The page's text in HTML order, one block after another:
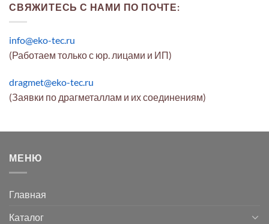
СВЯЖИТЕСЬ С НАМИ ПО ПОЧТЕ:
info@eko-tec.ru
(Работаем только с юр. лицами и ИП)
dragmet@eko-tec.ru
(Заявки по драгметаллам и их соединениям)
МЕНЮ
Главная
Каталог